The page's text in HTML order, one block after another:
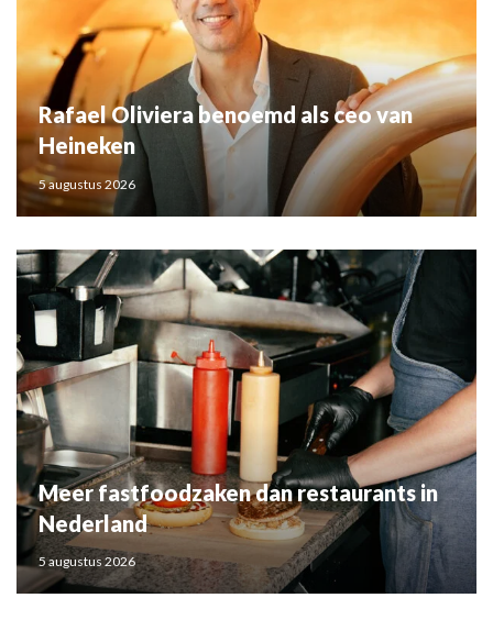
Rafael Oliviera benoemd als ceo van
Heineken
5 augustus 2026
Meer fastfoodzaken dan restaurants in
Nederland
5 augustus 2026